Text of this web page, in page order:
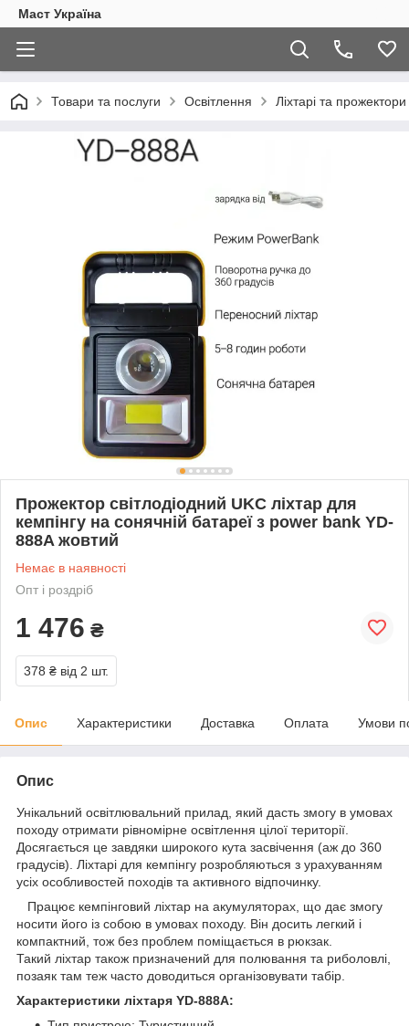
Маст Україна
Товари та послуги Освітлення Ліхтарі та прожектори
Прожектор світлодіодний UKC ліхтар для
кемпінгу на сонячній батареї з power bank YD-
888A жовтий
Немає в наявності
Опт і роздріб
1 476 ₴
378 ₴ від 2 шт.
Опис Характеристики Доставка Оплата Умови
Опис
Унікальний освітлювальний прилад, який дасть змогу в умовах
походу отримати рівномірне освітлення цілої території.
Досягається це завдяки широкого кута засвічення (аж до 360
градусів). Ліхтарі для кемпінгу розробляються з урахуванням
усіх особливостей походів та активного відпочинку.
Працює кемпінговий ліхтар на акумуляторах, що дає змогу
носити його із собою в умовах походу. Він досить легкий і
компактний, тож без проблем поміщається в рюкзак.
Такий ліхтар також призначений для полювання та риболовлі,
позаяк там теж часто доводиться організовувати табір.
Характеристики ліхтаря YD-888A: